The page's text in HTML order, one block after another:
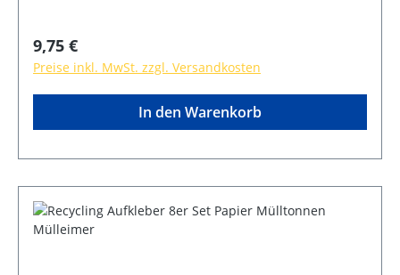
Regulärer Preis:
9,75 €
Preise inkl. MwSt. zzgl. Versandkosten
In den Warenkorb